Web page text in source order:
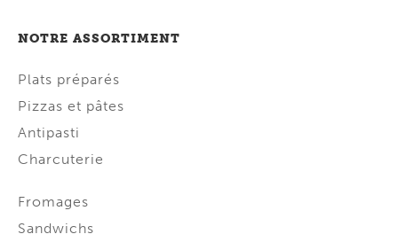
NOTRE ASSORTIMENT
Plats préparés
Pizzas et pâtes
Antipasti
Charcuterie
Fromages
Sandwichs